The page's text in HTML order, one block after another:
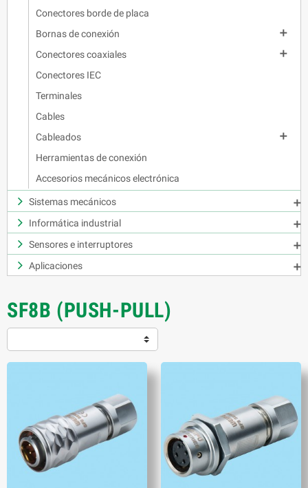
Conectores borde de placa
Bornas de conexión

Conectores coaxiales

Conectores IEC
Terminales
Cables
Cableados

Herramientas de conexión
Accesorios mecánicos electrónica
Sistemas mecánicos

Informática industrial

Sensores e interruptores

Aplicaciones

SF8B (PUSH-PULL)